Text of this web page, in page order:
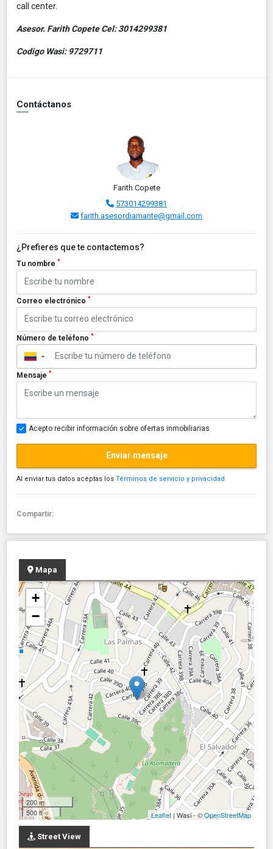
call center.
Asesor. Farith Copete Cel: 3014299381
Codigo Wasi: 9729711
Contáctanos
Farith Copete
573014299381
farith.asesordiamante@gmail.com
¿Prefieres que te contactemos?
Tu nombre *
Correo electrónico *
Número de teléfono *
▼
Mensaje *
Acepto recibir información sobre ofertas inmobiliarias
Enviar mensaje
Al enviar tus datos aceptas los Términos de servicio y privacidad
Compartir:
Mapa
+
−
200 m
500 ft
Leaflet | Wasi - ©OpenStreetMap
Street View